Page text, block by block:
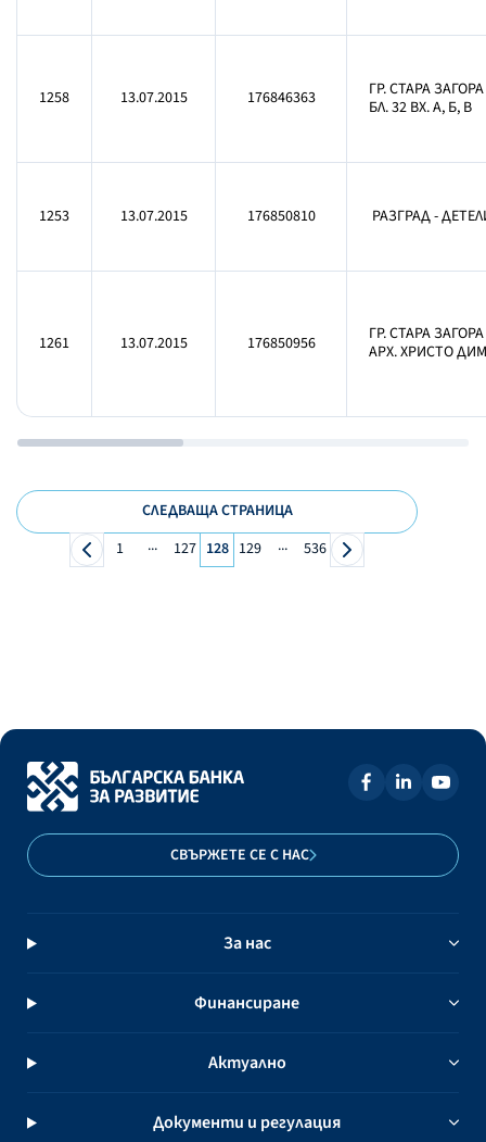
1258 13.07.2015 176846363
ГР. СТАРА
БЛ. 32 ВХ. А, Б, В
1253 13.07.2015 176850810 РАЗГРАД -
1261 13.07.2015 176850956
ГР. СТАРА
АРХ. ХРИСТО
СЛЕДВАЩА СТРАНИЦА
1
... 127 128 129 ... 536
СВЪРЖЕТЕ СЕ С НАС
За нас
Финансиране
Актуално
Документи и регулация